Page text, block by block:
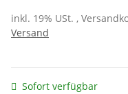
inkl. 19% USt. ,
Versand
Sofort verfügbar